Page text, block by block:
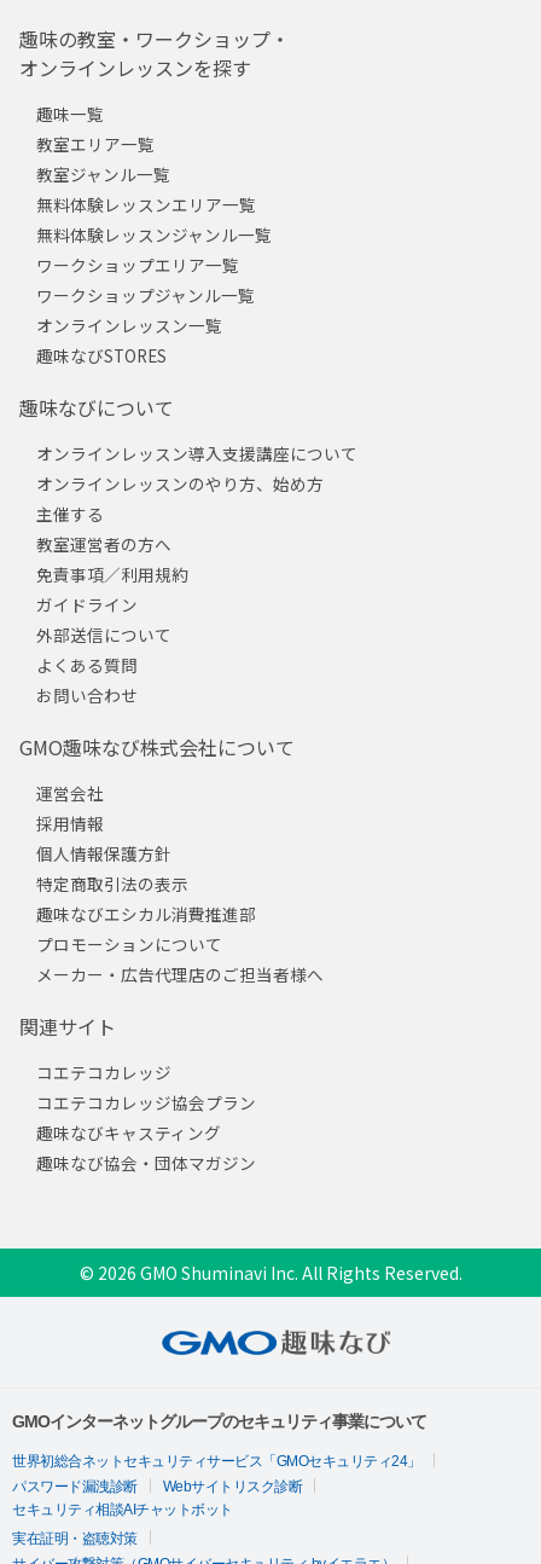
趣味の教室・ワークショップ・
オンラインレッスンを探す
趣味一覧
教室エリア一覧
教室ジャンル一覧
無料体験レッスンエリア一覧
無料体験レッスンジャンル一覧
ワークショップエリア一覧
ワークショップジャンル一覧
オンラインレッスン一覧
趣味なびSTORES
趣味なびについて
オンラインレッスン導入支援講座について
オンラインレッスンのやり方、始め方
主催する
教室運営者の方へ
免責事項／利用規約
ガイドライン
外部送信について
よくある質問
お問い合わせ
GMO趣味なび株式会社について
運営会社
採用情報
個人情報保護方針
特定商取引法の表示
趣味なびエシカル消費推進部
プロモーションについて
メーカー・広告代理店のご担当者様へ
関連サイト
コエテコカレッジ
コエテコカレッジ協会プラン
趣味なびキャスティング
趣味なび協会・団体マガジン
© 2026 GMO Shuminavi Inc. All Rights Reserved.